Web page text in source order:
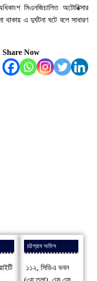
সিএনজিচালিত অটোরিক্সার
থাকায় এ দুর্ঘটনা ঘটে বলে সাধারণ
Share Now
চট্টগ্রাম অফিস
১১২, সিডিএ ভবন